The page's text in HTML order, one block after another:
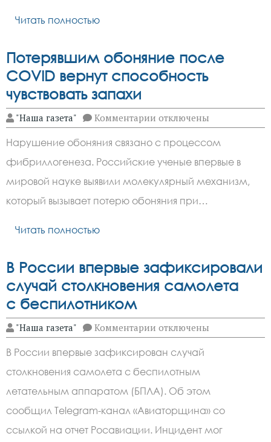
Читать полностью
Потерявшим обоняние после
COVID вернут способность
чувствовать запахи
"Наша газета" Комментарии к
записи
обоняние
после
COVID
вернут
способность
чувствовать
отключены
Нарушение обоняния связано с процессом
фибриллогенеза. Российские ученые впервые в
мировой науке выявили молекулярный механизм,
который вызывает потерю обоняния при…
Читать полностью
В России впервые зафиксировали
случай столкновения самолета
с беспилотником
"Наша газета" Комментарии к
записи
впервые
зафиксировали
случай
столкновения
самолета
с беспилотником
отключены
В России впервые зафиксирован случай
столкновения самолета с беспилотным
летательным аппаратом (БПЛА). Об этом
сообщил Telegram-канал «Авиаторщина» со
ссылкой на отчет Росавиации. Инцидент мог